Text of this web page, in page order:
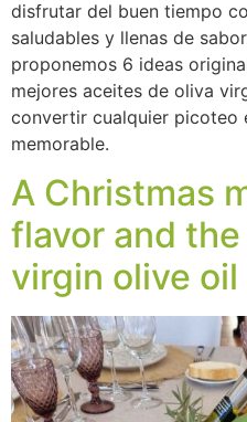
disfrutar del buen tiempo
saludables y llenas de
proponemos 6 ideas
mejores aceites de oliva
convertir cualquier picoteo
memorable.
A Christmas
flavor and
virgin olive oil